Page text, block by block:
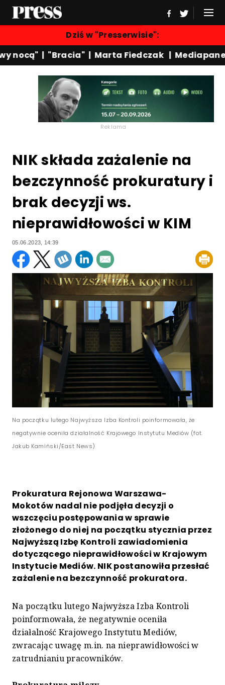
Dziś w "Presserwisie":
nocą"|"Bracia"|Marta Fiedczak|Mediapanel
Reklama
NIK składa zażalenie na
bezczynność prokuratury i
brak decyzji ws.
nieprawidłowości w KIM
05.06.2023, 14:39
Na początku lutego Najwyższa Izba Kontroli poinformowała, że
negatywnie oceniła działalność Krajowego Instytutu Mediów (fot.
Jakub Kamiński/East News)
Prokuratura Rejonowa Warszawa-
Mokotów nadal nie podjęła decyzji o
wszczęciu postępowania w sprawie
złożonego do niej na początku stycznia przez
Najwyższą Izbę Kontroli zawiadomienia
dotyczącego nieprawidłowości w Krajowym
Instytucie Mediów. NIK postanowiła przesłać
zażalenie na bezczynność prokuratora.
Na początku lutego Najwyższa Izba Kontroli
poinformowała, że negatywnie oceniła
działalność Krajowego Instytutu Mediów,
zwracając uwagę m.in. na nieprawidłowości w
zatrudnianiu pracowników.